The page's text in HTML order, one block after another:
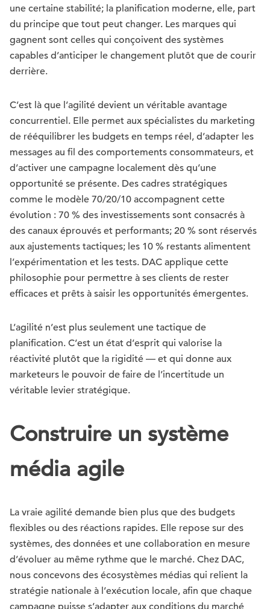
une certaine stabilité; la planification moderne, elle, part
du principe que tout peut changer. Les marques qui
gagnent sont celles qui conçoivent des systèmes
capables d’anticiper le changement plutôt que de courir
derrière.
C’est là que l’agilité devient un véritable avantage
concurrentiel. Elle permet aux spécialistes du marketing
de rééquilibrer les budgets en temps réel, d’adapter les
messages au fil des comportements consommateurs, et
d’activer une campagne localement dès qu’une
opportunité se présente. Des cadres stratégiques
comme le modèle 70/20/10 accompagnent cette
évolution : 70 % des investissements sont consacrés à
des canaux éprouvés et performants; 20 % sont réservés
aux ajustements tactiques; les 10 % restants alimentent
l’expérimentation et les tests. DAC applique cette
philosophie pour permettre à ses clients de rester
efficaces et prêts à saisir les opportunités émergentes.
L’agilité n’est plus seulement une tactique de
planification. C’est un état d’esprit qui valorise la
réactivité plutôt que la rigidité — et qui donne aux
marketeurs le pouvoir de faire de l’incertitude un
véritable levier stratégique.
Construire un système
média agile
La vraie agilité demande bien plus que des budgets
flexibles ou des réactions rapides. Elle repose sur des
systèmes, des données et une collaboration en mesure
d’évoluer au même rythme que le marché. Chez DAC,
nous concevons des écosystèmes médias qui relient la
stratégie nationale à l’exécution locale, afin que chaque